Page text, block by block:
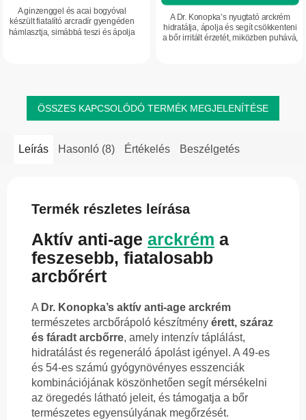
A ginzenggel és acai bogyóval
készült fiatalító arcradír gyengéden
hámlasztja, simábbá teszi és ápolja
A Dr. Konopka’s nyugtató arckrém
hidratálja, ápolja és segít csökkenteni
a bőr irritált érzetét, miközben puhává,
ÖSSZES KAPCSOLÓDÓ TERMÉK MEGJELENÍTÉSE
Leírás Hasonló (8) Értékelés Beszélgetés
Termék részletes leírása
Aktív anti-age arckrém a
feszesebb, fiatalosabb
arcbőrért
A Dr. Konopka’s aktív anti-age arckrém
természetes arcbőrápoló készítmény érett, száraz
és fáradt arcbőrre, amely intenzív táplálást,
hidratálást és regeneráló ápolást igényel. A 49-es
és 54-es számú gyógynövényes esszenciák
kombinációjának köszönhetően segít mérsékelni
az öregedés látható jeleit, és támogatja a bőr
természetes egyensúlyának megőrzését.